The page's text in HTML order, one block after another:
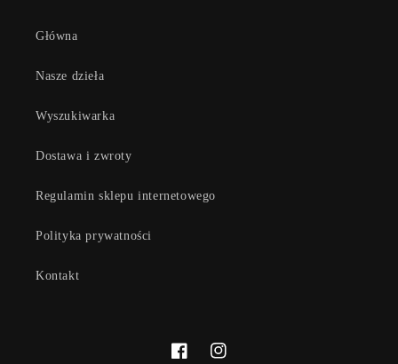
Główna
Nasze dzieła
Wyszukiwarka
Dostawa i zwroty
Regulamin sklepu internetowego
Polityka prywatności
Kontakt
FacebookInstagram